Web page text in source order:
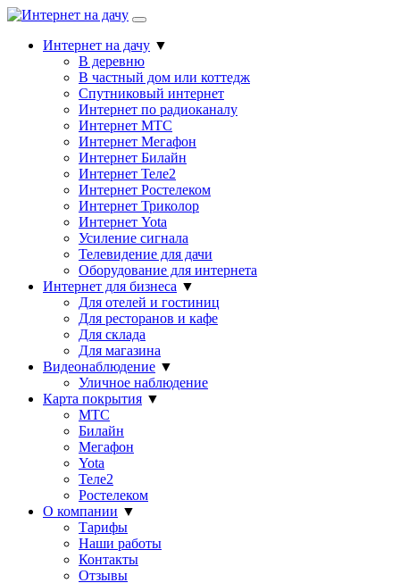
Интернет на дачу ▼
В деревню
В частный дом или коттедж
Спутниковый интернет
Интернет по радиоканалу
Интернет МТС
Интернет Мегафон
Интернет Билайн
Интернет Теле2
Интернет Ростелеком
Интернет Триколор
Интернет Yota
Усиление сигнала
Телевидение для дачи
Оборудование для интернета
Интернет для бизнеса ▼
Для отелей и гостиниц
Для ресторанов и кафе
Для склада
Для магазина
Видеонаблюдение ▼
Уличное наблюдение
Карта покрытия ▼
МТС
Билайн
Мегафон
Yota
Теле2
Ростелеком
О компании ▼
Тарифы
Наши работы
Контакты
Отзывы